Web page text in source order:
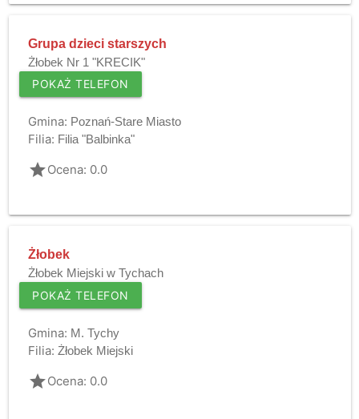
Grupa dzieci starszych
Żłobek Nr 1 "KRECIK"
POKAŻ TELEFON
Gmina: Poznań-Stare Miasto
Filia: Filia "Balbinka"
gradeOcena: 0.0
Żłobek
Żłobek Miejski w Tychach
POKAŻ TELEFON
Gmina: M. Tychy
Filia: Żłobek Miejski
gradeOcena: 0.0